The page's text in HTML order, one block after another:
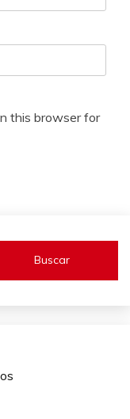
this browser for
Buscar